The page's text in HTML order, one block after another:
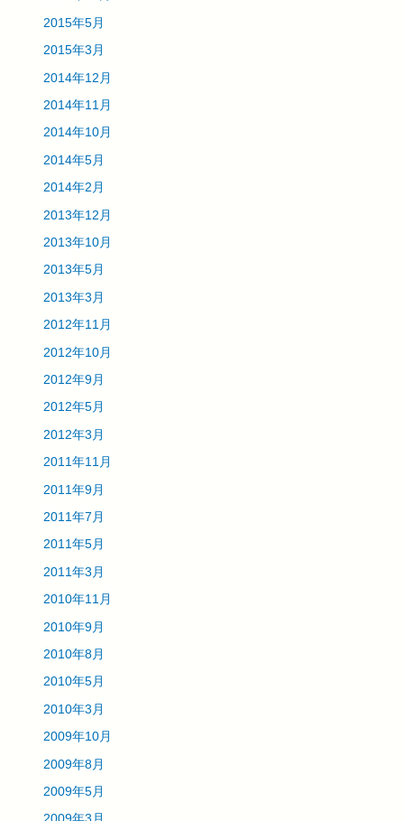
2015年5月
2015年3月
2014年12月
2014年11月
2014年10月
2014年5月
2014年2月
2013年12月
2013年10月
2013年5月
2013年3月
2012年11月
2012年10月
2012年9月
2012年5月
2012年3月
2011年11月
2011年9月
2011年7月
2011年5月
2011年3月
2010年11月
2010年9月
2010年8月
2010年5月
2010年3月
2009年10月
2009年8月
2009年5月